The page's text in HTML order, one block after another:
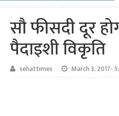
सौ फीसदी दूर
पैदाइशी विकृति
sehattimes March 3, 2017-